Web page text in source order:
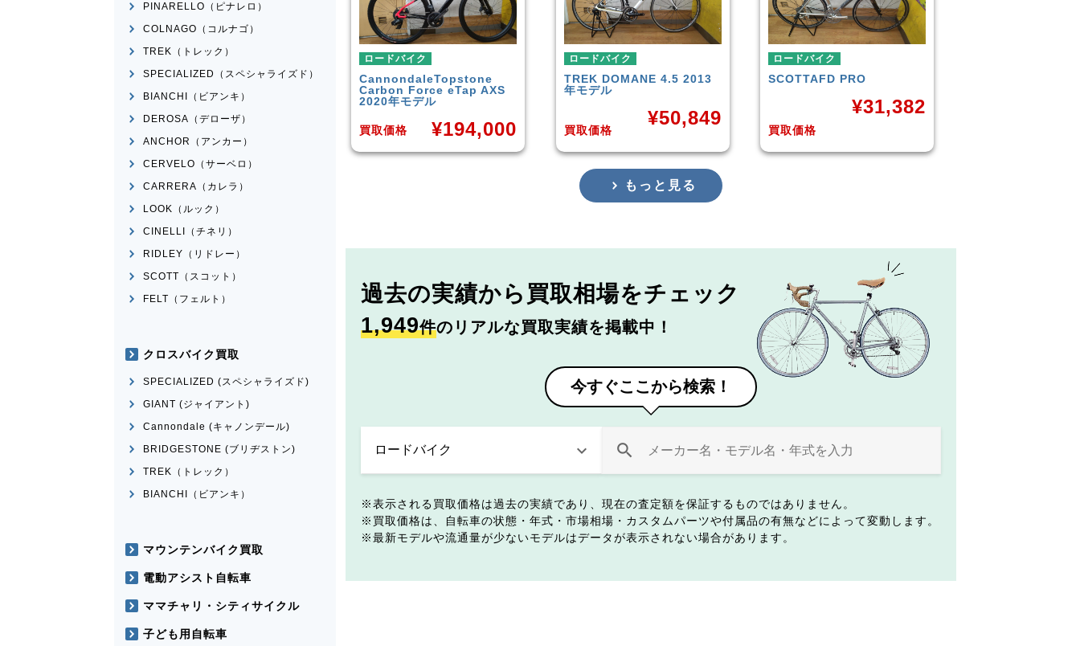
ロードバイク
CannondaleTopstone
Carbon Force eTap AXS
2020年モデル
¥
ロードバイク
TREKDOMANE 4.5 2013
年モデル
買取価格
¥50,849
ロードバイク
SCOTTAFD PRO
買取価格
¥31,382
ロードバイク
LOOK586 SL
買取価格
¥96,249
もっと見る
過去の実績から 買取相場をチェック
1,949件のリアルな買取実績を掲載中！
今すぐここから検索！
表示される買取価格は過去の実績であり、現在の査定額を保証するものではありません。
買取価格は、自転車の状態・年式・市場相場・カスタムパーツや付属品の有無などによって変動します。
最新モデルや流通量が少ないモデルはデータが表示されない場合があります。
PINARELLO（ピナレロ）
COLNAGO（コルナゴ）
TREK（トレック）
SPECIALIZED（スペシャライズド）
BIANCHI（ビアンキ）
DEROSA（デローザ）
ANCHOR（アンカー）
CERVELO（サーベロ）
CARRERA（カレラ）
LOOK（ルック）
CINELLI（チネリ）
RIDLEY（リドレー）
SCOTT（スコット）
FELT（フェルト）
クロスバイク買取
SPECIALIZED (スペシャライズド)
GIANT (ジャイアント)
Cannondale (キャノンデール)
BRIDGESTONE (ブリヂストン)
TREK（トレック）
BIANCHI（ビアンキ）
マウンテンバイク買取
電動アシスト自転車
ママチャリ・シティサイクル
子ども用自転車